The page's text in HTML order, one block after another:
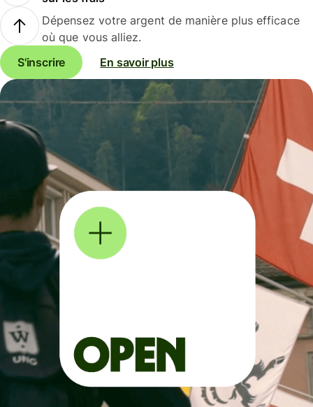
Dépensez votre argent de manière plus efficace
où que vous alliez.
S'inscrire
En savoir plus